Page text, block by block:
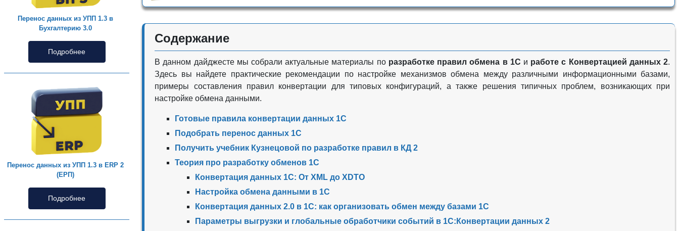
Перенос данных из УПП 1.3 в
Бухгалтерию 3.0
Подробнее
Перенос данных из УПП 1.3 в ERP 2
(ЕРП)
Подробнее
Содержание
В данном дайджесте мы собрали актуальные материалы по разработке правил обмена в 1С и работе с Конвертацией данных 2.
Здесь вы найдете практические рекомендации по настройке механизмов обмена между различными информационными базами,
примеры составления правил конвертации для типовых конфигураций, а также решения типичных проблем, возникающих при
настройке обмена данными.
Готовые правила конвертации данных 1С
Подобрать перенос данных 1С
Получить учебник Кузнецовой по разработке правил в КД 2
Теория про разработку обменов 1С
Конвертация данных 1С: От XML до XDTO
Настройка обмена данными в 1С
Конвертация данных 2.0 в 1С: как организовать обмен между базами 1С
Параметры выгрузки и глобальные обработчики событий в 1С:Конвертации данных 2